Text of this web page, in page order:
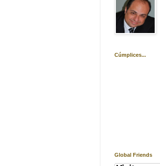
Cúmplices...
Global Friends